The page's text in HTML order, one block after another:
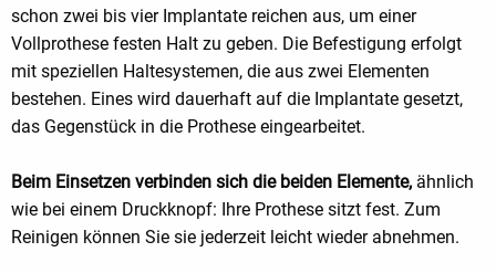
schon zwei bis vier Implantate reichen aus, um einer
Vollprothese festen Halt zu geben. Die Befestigung erfolgt
mit speziellen Haltesystemen, die aus zwei Elementen
bestehen. Eines wird dauerhaft auf die Implantate gesetzt,
das Gegenstück in die Prothese eingearbeitet.
Beim Einsetzen verbinden sich die beiden Elemente, ähnlich
wie bei einem Druckknopf: Ihre Prothese sitzt fest. Zum
Reinigen können Sie sie jederzeit leicht wieder abnehmen.